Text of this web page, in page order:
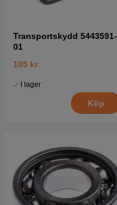
Transportskydd 5443591-
01
105 kr
I lager
Köp